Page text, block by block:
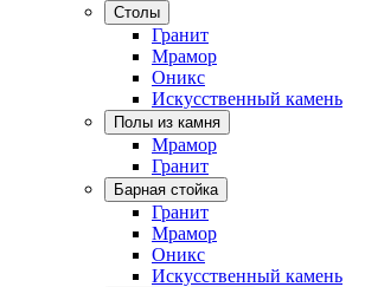
Столы
Гранит
Мрамор
Оникс
Искусственный камень
Полы из камня
Мрамор
Гранит
Барная стойка
Гранит
Мрамор
Оникс
Искусственный камень